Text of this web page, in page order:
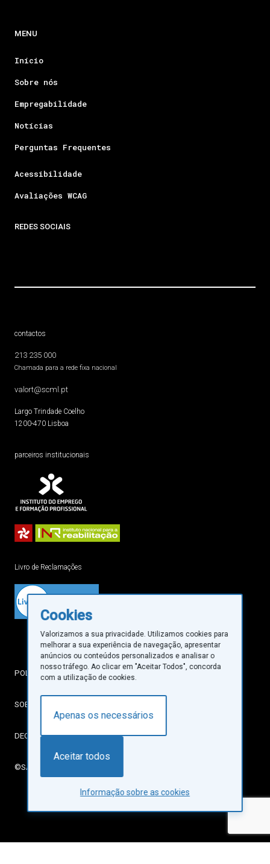
MENU
Início
Sobre nós
Empregabilidade
Notícias
Perguntas Frequentes
Acessibilidade
Avaliações WCAG
REDES SOCIAIS
contactos
213 235 000
Chamada para a rede fixa nacional
valort@scml.pt
Largo Trindade Coelho
1200-470 Lisboa
parceiros institucionais
Livro de Reclamações
POLÍTICA DE PRIVACIDADE
SOBRE COOKIES
DECLARAÇÃO DE ACESSIBILIDADE
©SANTA CASA DA MISERICÓRDIA DE LISBOA
Cookies
Valorizamos a sua privacidade. Utilizamos cookies para
melhorar a sua experiência de navegação, apresentar
anúncios ou conteúdos personalizados e analisar o
nosso tráfego. Ao clicar em "Aceitar Todos", concorda
com a utilização de cookies.
Apenas os necessários
Aceitar todos
Informação sobre as cookies